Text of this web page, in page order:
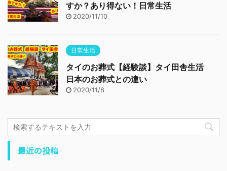
すか？あり得ない！日常生活
2020/11/10
日常生活
タイのお葬式【経験談】タイ田舎生活
日本のお葬式との違い
2020/11/8
最近の投稿